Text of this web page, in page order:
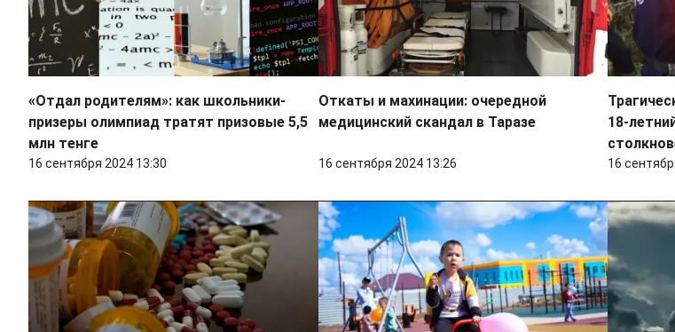
«Отдал родителям»: как школьники-
призеры олимпиад тратят призовые 5,5
млн тенге
16 сентября 2024 13:30
Откаты и махинации: очередной
медицинский скандал в Таразе
16 сентября 2024 13:26
18-
16